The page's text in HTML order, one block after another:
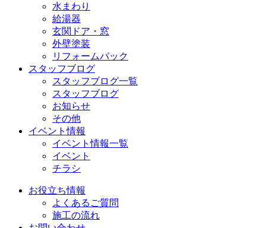
水まわり
給湯器
玄関ドア・窓
外壁塗装
リフォームパック
スタッフブログ
スタッフブログ一覧
スタッフブログ
お知らせ
その他
イベント情報
イベント情報一覧
イベント
チラシ
お役立ち情報
よくあるご質問
施工の流れ